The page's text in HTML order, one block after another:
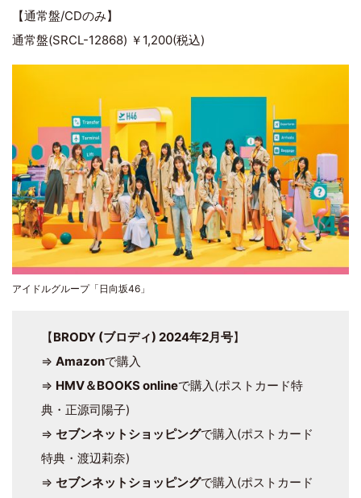
【通常盤/CDのみ】
通常盤(SRCL-12868) ￥1,200(税込)
アイドルグループ「日向坂46」
【BRODY (ブロディ) 2024年2月号】
⇒ Amazonで購入
⇒ HMV＆BOOKS onlineで購入(ポストカード特
典・正源司陽子)
⇒ セブンネットショッピングで購入(ポストカード
特典・渡辺莉奈)
⇒ セブンネットショッピングで購入(ポストカード